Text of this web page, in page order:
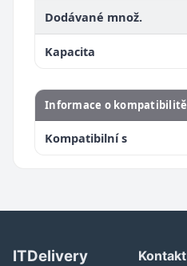
Dodávané množ.
Kapacita
Informace o kompatibilitě
Kompatibilní s
ITDelivery
Kontakt